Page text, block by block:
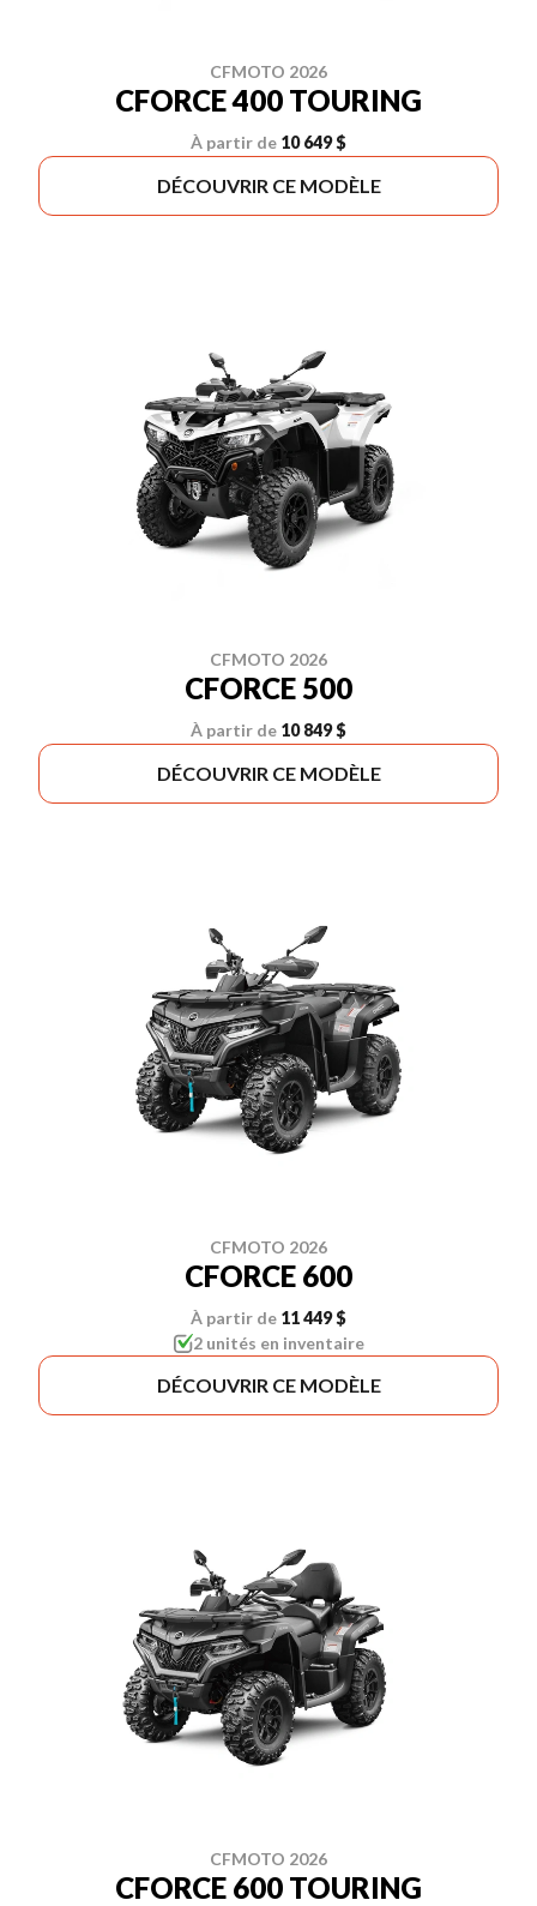
CFMOTO 2026
CFORCE 400 TOURING
À partir de 10 649 $
DÉCOUVRIR CE MODÈLE
CFMOTO 2026
CFORCE 500
À partir de 10 849 $
DÉCOUVRIR CE MODÈLE
CFMOTO 2026
CFORCE 600
À partir de 11 449 $
2 unités en inventaire
DÉCOUVRIR CE MODÈLE
CFMOTO 2026
CFORCE 600 TOURING